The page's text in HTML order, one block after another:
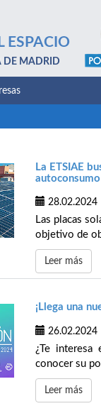
ESPACIO
DE MADRID
La ETSIAE
autoconsumo
28.02.2024
Las placas
objetivo de
Leer más
¡Llega una
26.02.2024
¿Te interesa
conocer su
Leer más